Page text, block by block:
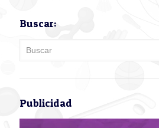
Buscar:
Publicidad